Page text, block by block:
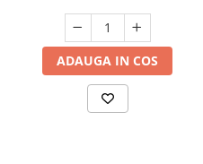
ADAUGA IN COS